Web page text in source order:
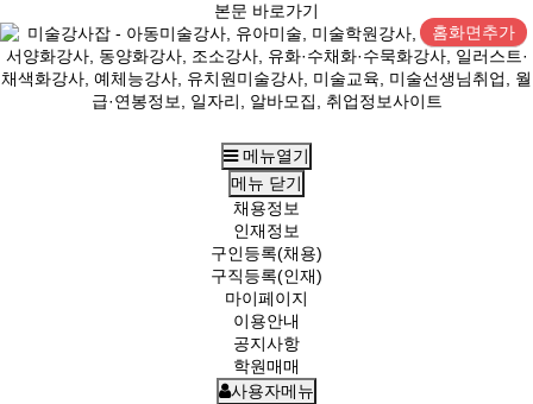
본문 바로가기
홈화면추가
메뉴열기
메뉴 닫기
채용정보
인재정보
구인등록(채용)
구직등록(인재)
마이페이지
이용안내
공지사항
학원매매
사용자메뉴